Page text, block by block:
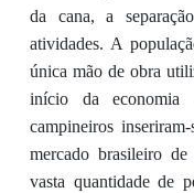
da cana, a
atividades. A
única mão de obra
início da economia
campineiros
mercado brasileiro
vasta quantidade de